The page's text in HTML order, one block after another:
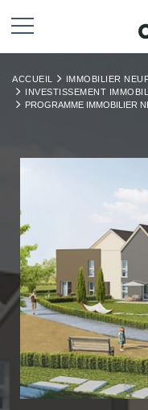
ACCUEIL IMMOBILIER
INVESTISSEMENT
PROGRAMME IMMOBILIER